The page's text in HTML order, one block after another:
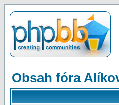
Obsah fóra